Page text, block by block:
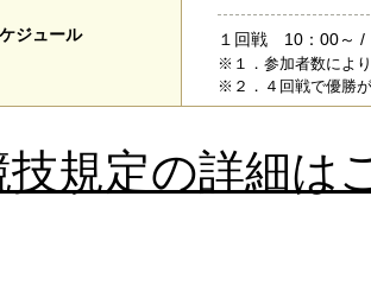
ジュール １回戦 10：00～
※１．参加者数によ
※２．４回戦で優勝
技規定の詳細は